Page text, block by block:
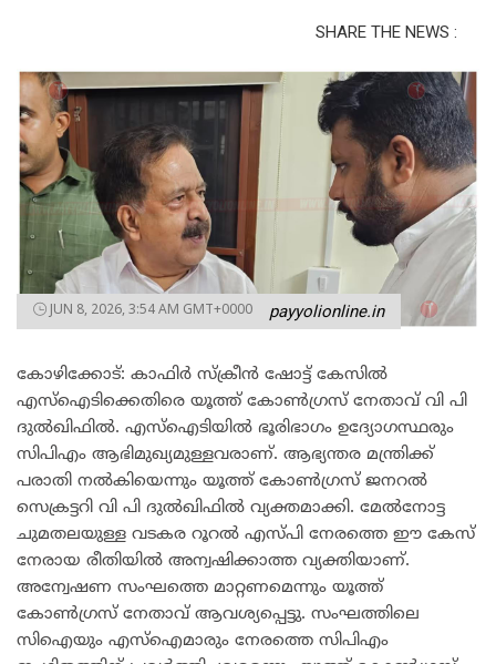
SHARE THE NEWS :
JUN 8, 2026, 3:54 AM GMT+0000 payyolionline.in
കോഴിക്കോട്: കാഫിർ സ്ക്രീൻ ഷോട്ട് കേസിൽ
എസ്ഐടിക്കെതിരെ യൂത്ത് കോൺഗ്രസ് നേതാവ് വി പി
ദുൽഖിഫിൽ. എസ്ഐടിയിൽ ഭൂരിഭാഗം ഉദ്യോഗസ്ഥരും
സിപിഎം ആഭിമുഖ്യമുള്ളവരാണ്. ആഭ്യന്തര മന്ത്രിക്ക്
പരാതി നൽകിയെന്നും യൂത്ത് കോൺഗ്രസ്‌ ജനറൽ
സെക്രട്ടറി വി പി ദുൽഖിഫിൽ വ്യക്തമാക്കി. മേൽനോട്ട
ചുമതലയുള്ള വടകര റൂറൽ എസ്‍പി നേരത്തെ ഈ കേസ്
നേരായ രീതിയിൽ അന്വഷിക്കാത്ത വ്യക്തിയാണ്.
അന്വേഷണ സംഘത്തെ മാറ്റണമെന്നും യൂത്ത്
കോൺഗ്രസ് നേതാവ് ആവശ്യപ്പെട്ടു. സംഘത്തിലെ
സിഐയും എസ്ഐമാരും നേരത്തെ സിപിഎം